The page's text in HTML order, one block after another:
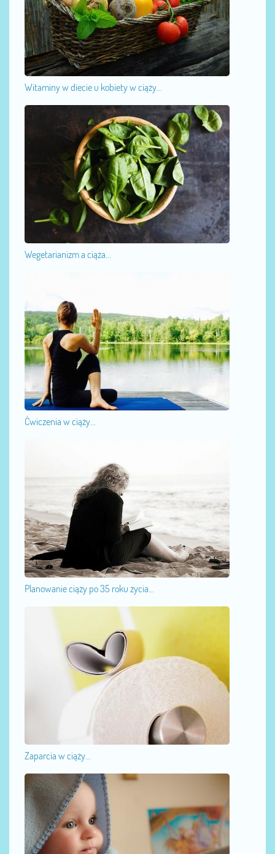
Witaminy w diecie u kobiety w ciąży...
Wegetarianizm a ciąża...
Ćwiczenia w ciąży...
Planowanie ciąży po 35 roku życia...
Zaparcia w ciąży...